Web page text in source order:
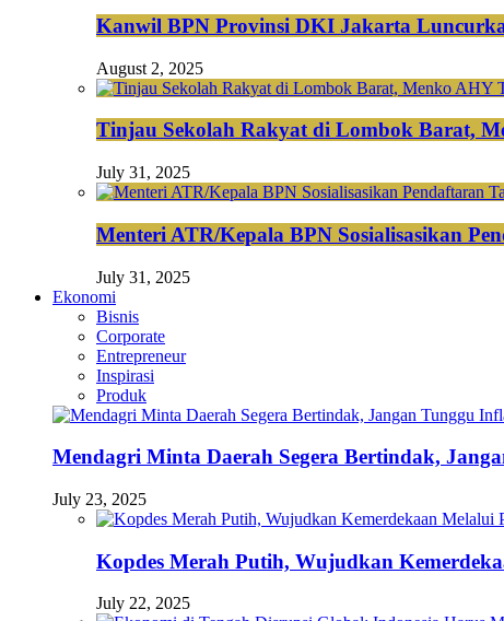
Kanwil BPN Provinsi DKI Jakarta
August 2, 2025
Tinjau Sekolah Rakyat di Lombok Barat,
July 31, 2025
Menteri ATR/Kepala BPN Sosialisasikan
July 31, 2025
Ekonomi
Bisnis
Corporate
Entrepreneur
Inspirasi
Produk
Mendagri Minta Daerah Segera Bertindak,
July 23, 2025
Kopdes Merah Putih, Wujudkan
July 22, 2025